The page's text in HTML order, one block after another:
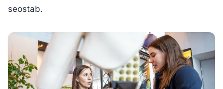
seostab.